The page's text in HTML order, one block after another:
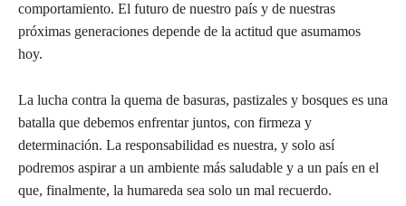
comportamiento. El futuro de nuestro país y de nuestras
próximas generaciones depende de la actitud que asumamos
hoy.
La lucha contra la quema de basuras, pastizales y bosques es una
batalla que debemos enfrentar juntos, con firmeza y
determinación. La responsabilidad es nuestra, y solo así
podremos aspirar a un ambiente más saludable y a un país en el
que, finalmente, la humareda sea solo un mal recuerdo.